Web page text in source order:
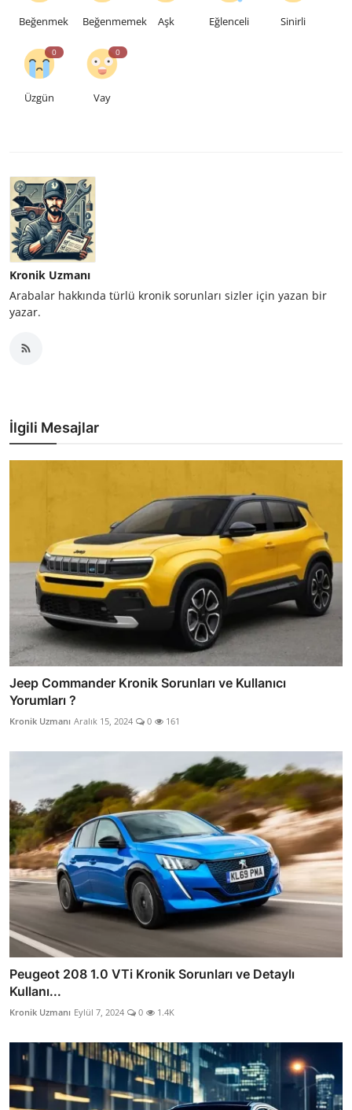
Beğenmek Beğenmemek Aşk Eğlenceli Sinirli
0
Üzgün
0
Vay
Kronik Uzmanı
Arabalar hakkında türlü kronik sorunları sizler için yazan bir
yazar.
İlgili Mesajlar
Jeep Commander Kronik Sorunları ve Kullanıcı
Yorumları ?
Kronik Uzmanı Aralık 15, 2024 0 161
Peugeot 208 1.0 VTi Kronik Sorunları ve Detaylı
Kullanı...
Kronik Uzmanı Eylül 7, 2024 0 1.4K